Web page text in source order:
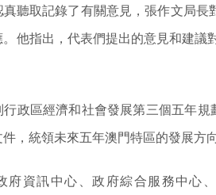
真聽取記錄了有關意見，張作文局
。他指出，代表們提出的意見和建議
行政區經濟和社會發展第三個五年
，統領未來五年澳門特區的發展方
府資訊中心、政府綜合服務中心